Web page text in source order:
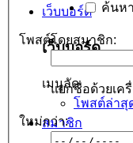
เว็บบอร์ด
เว็บบอร์ด
เมนูลัด
โพสต์ล่าสุ
สมาชิก
ค้นห
โพสต์โดยสมาชิก:
แยกชื่อด้วยเค
ใหม่กว่า: